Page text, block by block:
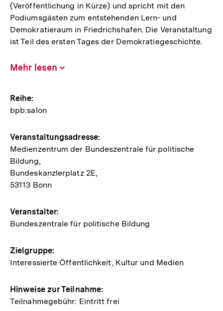
(Veröffentlichung in Kürze) und spricht mit den
Podiumsgästen zum entstehenden Lern- und
Demokratieraum in Friedrichshafen. Die Veranstaltung
ist Teil des ersten Tages der Demokratiegeschichte.
Mehr lesen
Hinweise
zur
Veranstaltung
Reihe:
bpb:salon
Veranstaltungsadresse:
Medienzentrum der Bundeszentrale für politische
Bildung,
Bundeskanzlerplatz 2E,
53113 Bonn
Veranstalter:
Bundeszentrale für politische Bildung
Zielgruppe:
Interessierte Öffentlichkeit, Kultur und Medien
Hinweise zur Teilnahme:
Teilnahmegebühr: Eintritt frei